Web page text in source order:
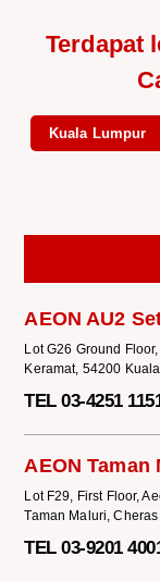
Terdapat
Kuala Lumpur
AEON AU2
Lot G26 Ground
Keramat, 54200
TEL 03-4251
AEON Taman
Lot F29, First Floor,
Taman Maluri,
TEL 03-9201